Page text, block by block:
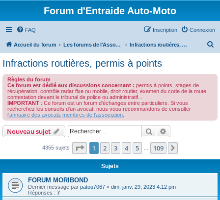
Forum d'Entraide Auto-Moto
FAQ Connexion
Inscription
Accueil du forum Les forums de l'Association des Avocats de l'Automobile Infractions routières, permis à points
Infractions routières, permis à points
Règles du forum
Ce forum est dédié aux discussions concernant : permis à points, stages de
récupération, contrôle radar fixe ou mobile, droit routier, examen du code de la route,
contestation devant le tribunal de police ou administratif...
IMPORTANT : Ce forum est un forum d'échanges entre particuliers. Si vous
recherchez les conseils d'un avocat, nous vous recommandons de consulter
l'annuaire des avocats membres de l'association.
Nouveau sujet Rechercher
4355 sujets Page 1sur109
1 2 3 4 5 109
Sujets
FORUM MORIBOND
Dernier message par patou7067 « dim. janv. 29, 2023 4:12 pm
Réponses : 7